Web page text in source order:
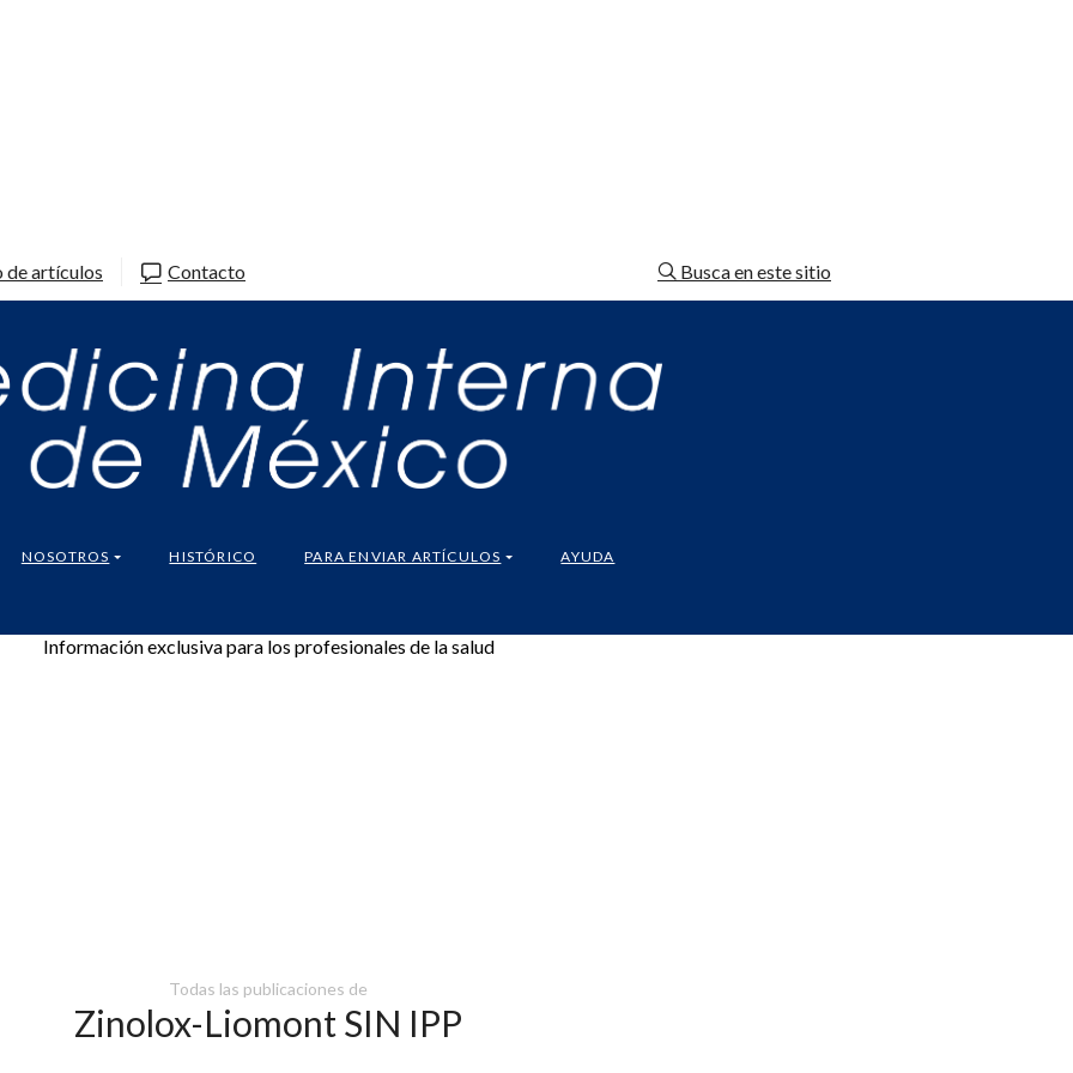
de artículos Contacto Busca en este sitio
NOSOTROS HISTÓRICO PARA ENVIAR ARTÍCULOS AYUDA
Información exclusiva para los profesionales de la salud
Todas las publicaciones de
Zinolox-Liomont SIN IPP